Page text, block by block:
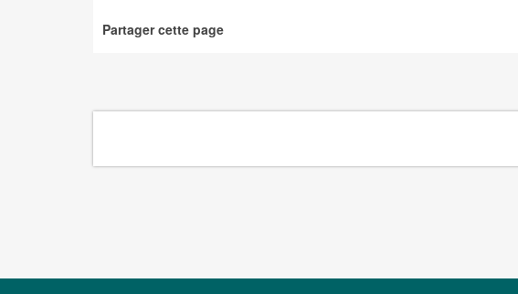
Partager cette page